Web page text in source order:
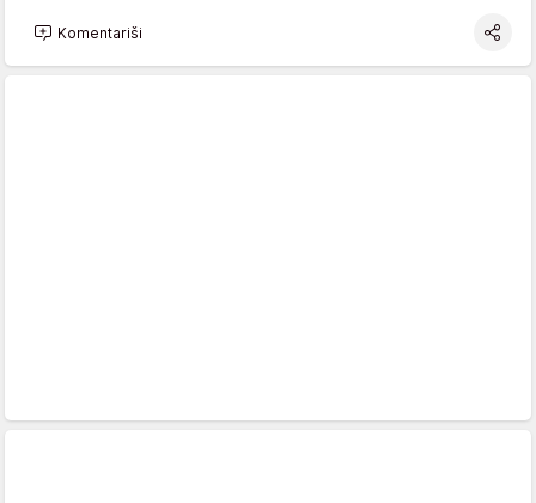
Komentariši